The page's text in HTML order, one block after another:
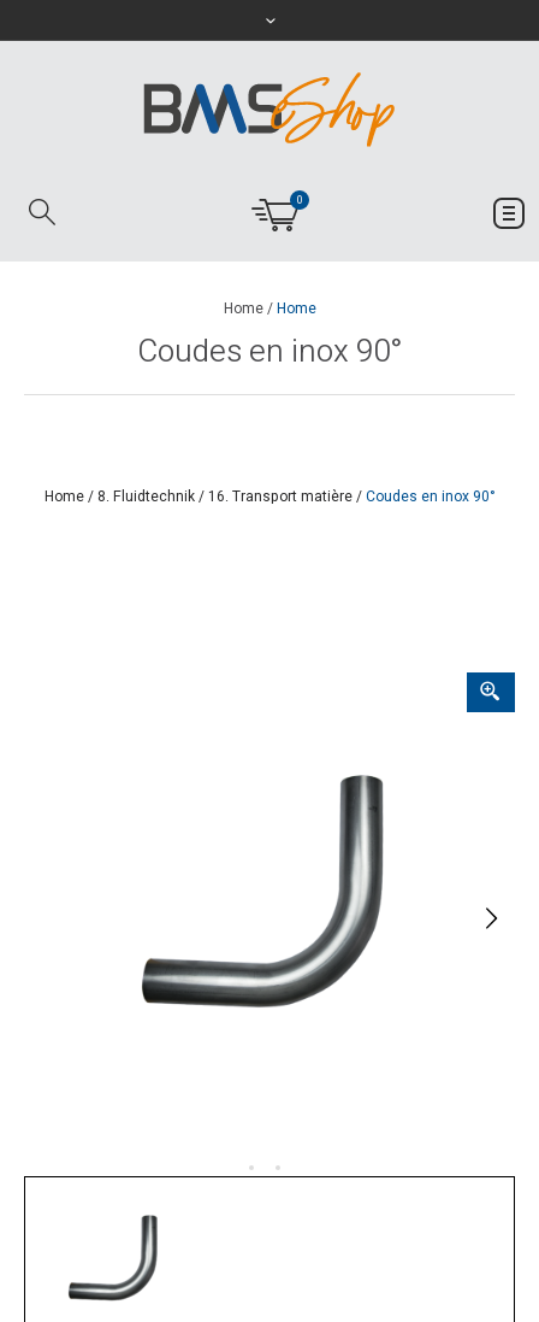
0
Home/Home
Coudes en inox 90°
Home/8. Fluidtechnik/16. Transport matière/Coudes en inox 90°